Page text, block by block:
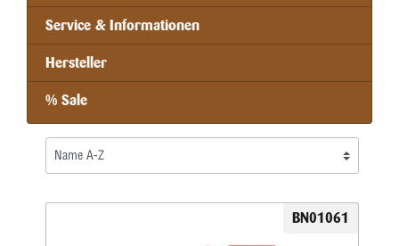
Service & Informationen
Hersteller
% Sale
BN01061